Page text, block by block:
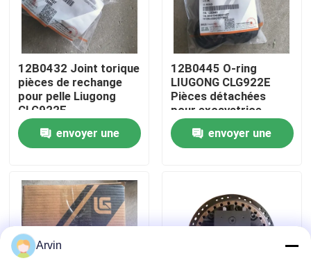
Contrôle de la qualité
Contact
nouvelles
Pièces de rechange de Liugong
Pièces de rechange Cummins
12B0432 Joint torique
pièces de rechange
pour pelle Liugong
CLG922E
envoyer une
12B0445 O-ring
LIUGONG CLG922E
Pièces détachées
pour excavatrice
envoyer une
Arvin